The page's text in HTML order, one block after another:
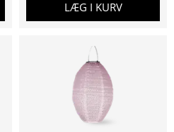
LÆG I KURV